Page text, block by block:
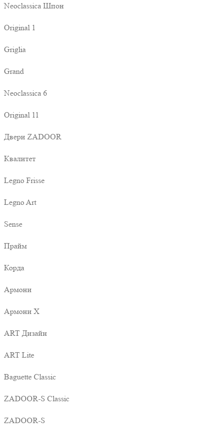
Neoclassica Шпон
Original 1
Griglia
Grand
Neoclassica 6
Original 11
Двери ZADOOR
Квалитет
Legno Frisse
Legno Art
Sense
Прайм
Корда
Армони
Армони X
ART Дизайн
ART Lite
Baguette Classic
ZADOOR-S Classic
ZADOOR-S